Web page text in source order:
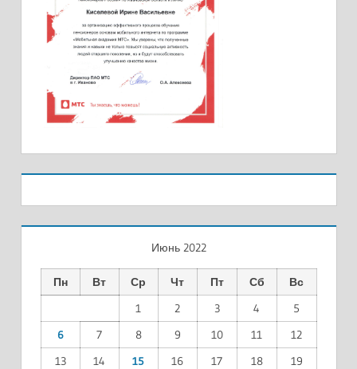
Июнь 2022
Пн Вт Ср Чт Пт Сб
Вс
1
2 3 4
5
6
7 8 9 10 11
12
13
14 15 16 17 18 19